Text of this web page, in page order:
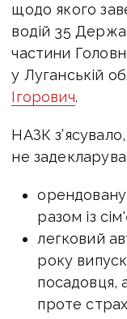
щодо якого
водій 35
частини
у Луганській
Ігорович.
НАЗК
не
разом із
легковий
року
посадовця,
проте